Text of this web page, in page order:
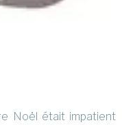
Noël était impatient